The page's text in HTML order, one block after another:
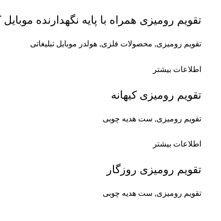
تقویم رومیزی همراه با پایه نگهدارنده موبایل کد
تقویم رومیزی, محصولات فلزی, هولدر موبایل تبلیغاتی
اطلاعات بیشتر
تقویم رومیزی کیهانه
تقویم رومیزی, ست هدیه چوبی
اطلاعات بیشتر
تقویم رومیزی روزگار
تقویم رومیزی, ست هدیه چوبی